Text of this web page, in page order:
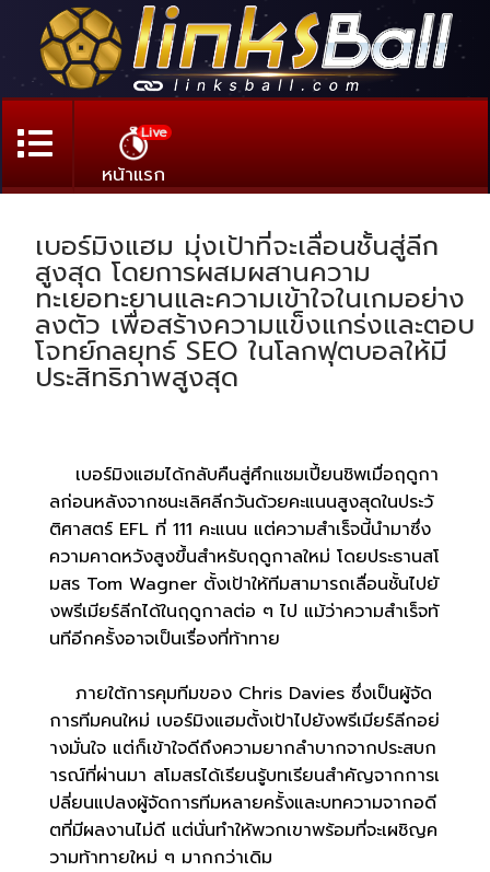
Live
หน้าแรก
เบอร์มิงแฮม มุ่งเป้าที่จะเลื่อนชั้นสู่ลีก
สูงสุด โดยการผสมผสานความ
ทะเยอทะยานและความเข้าใจในเกมอย่าง
ลงตัว เพื่อสร้างความแข็งแกร่งและตอบ
โจทย์กลยุทธ์ SEO ในโลกฟุตบอลให้มี
ประสิทธิภาพสูงสุด
เบอร์มิงแฮมได้กลับคืนสู่ศึกแชมเปี้ยนชิพเมื่อฤดูกา
ลก่อนหลังจากชนะเลิศลีกวันด้วยคะแนนสูงสุดในประวั
ติศาสตร์ EFL ที่ 111 คะแนน แต่ความสำเร็จนี้นำมาซึ่ง
ความคาดหวังสูงขึ้นสำหรับฤดูกาลใหม่ โดยประธานสโ
มสร Tom Wagner ตั้งเป้าให้ทีมสามารถเลื่อนชั้นไปยั
งพรีเมียร์ลีกได้ในฤดูกาลต่อ ๆ ไป แม้ว่าความสำเร็จทั
นทีอีกครั้งอาจเป็นเรื่องที่ท้าทาย
ภายใต้การคุมทีมของ Chris Davies ซึ่งเป็นผู้จัด
การทีมคนใหม่ เบอร์มิงแฮมตั้งเป้าไปยังพรีเมียร์ลีกอย่
างมั่นใจ แต่ก็เข้าใจดีถึงความยากลำบากจากประสบก
ารณ์ที่ผ่านมา สโมสรได้เรียนรู้บทเรียนสำคัญจากการเ
ปลี่ยนแปลงผู้จัดการทีมหลายครั้งและบทความจากอดี
ตที่มีผลงานไม่ดี แต่นั่นทำให้พวกเขาพร้อมที่จะเผชิญค
วามท้าทายใหม่ ๆ มากกว่าเดิม